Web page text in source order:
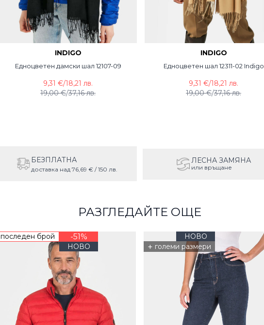
INDIGO
Едноцветен дамски шал 12107-09
19,00 €/37,16 лв.
9,31 €/18,21 лв.
INDIGO
Едноцветен шал 12311-02 Indigo
19,00 €/37,16 лв.
9,31 €/18,21 лв.
БЕЗПЛАТНА
доставка над 76,69 € / 150 лв.
ЛЕСНА ЗАМЯНА
или връщане
РАЗГЛЕДАЙТЕ ОЩЕ
последен брой -51%
НОВО
НОВО
+ големи размери